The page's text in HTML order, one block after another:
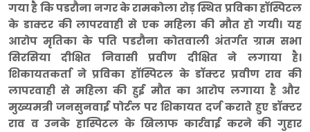
गया है कि पडरौना नगर के रामकोला रोड़ स्थित प्रविका हॉस्पिटल
के डाक्टर की लापरवाही से एक महिला की मौत हो गयी। यह
आरोप मृतिका के पति पडरौना कोतवाली अंतर्गत ग्राम सभा
सिरसिया दीक्षित निवासी प्रवीण दीक्षित ने लगाया है।
शिकायतकर्ता ने प्रविका हॉस्पिटल के डॉक्टर प्रवीण राव की
लापरवाही से महिला की हुई मौत का आरोप लगाया है और
मुख्यमत्री जनसुनवाई पोर्टल पर शिकायत दर्ज कराते हुए डॉक्टर
राव व उनके हास्पिटल के खिलाफ कार्रवाई करने की गुहार